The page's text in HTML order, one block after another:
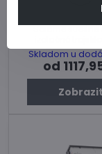
VELUX GGU
Solárne strešné
Skladom u
od
Zobraziť